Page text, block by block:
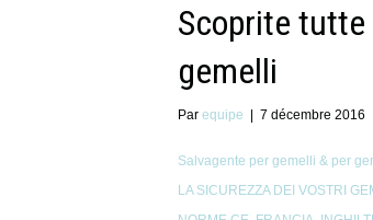
Scoprite
gemelli
Par equipe | 7 décembre 2016
Salvagente per gemelli & per
LA SICUREZZA DEI VOSTRI